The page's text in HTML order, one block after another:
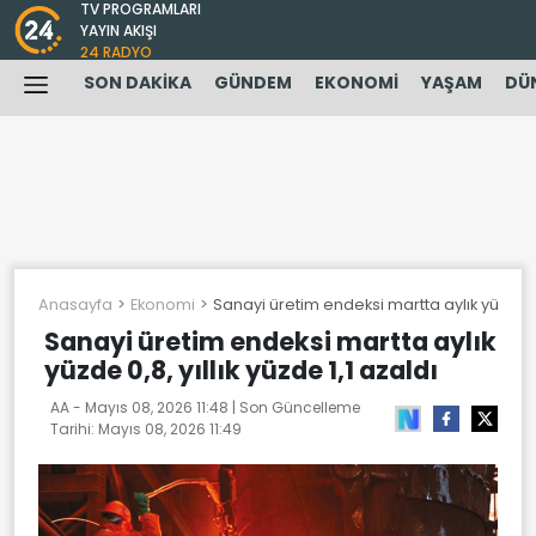
TV PROGRAMLARI
YAYIN AKIŞI
24 RADYO
SON DAKİKA GÜNDEM EKONOMİ YAŞAM
Anasayfa Ekonomi Sanayi üretim endeksi martta aylık yüzde
Sanayi üretim endeksi martta aylık
yüzde 0,8, yıllık yüzde 1,1 azaldı
AA - Mayıs 08, 2026 11:48 | Son Güncelleme
Tarihi: Mayıs 08, 2026 11:49